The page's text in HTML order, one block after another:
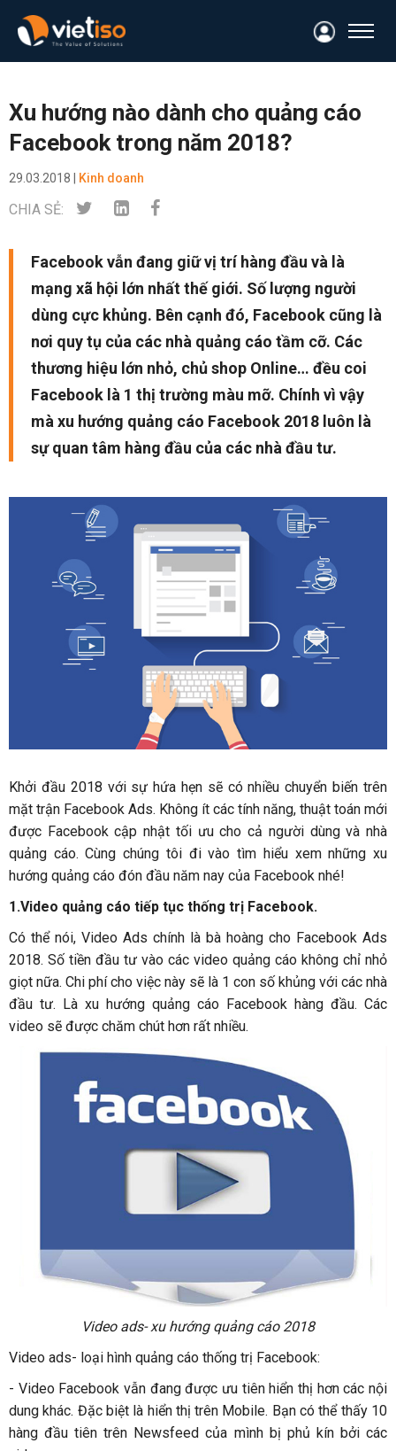
Xu hướng nào dành cho quảng cáo
Facebook trong năm 2018?
29.03.2018 | Kinh doanh
CHIA SẺ:
Facebook vẫn đang giữ vị trí hàng đầu và là
mạng xã hội lớn nhất thế giới. Số lượng người
dùng cực khủng. Bên cạnh đó, Facebook cũng là
nơi quy tụ của các nhà quảng cáo tầm cỡ. Các
thương hiệu lớn nhỏ, chủ shop Online… đều coi
Facebook là 1 thị trường màu mỡ. Chính vì vậy
mà xu hướng quảng cáo Facebook 2018 luôn là
sự quan tâm hàng đầu của các nhà đầu tư.
Khởi đầu 2018 với sự hứa hẹn sẽ có nhiều chuyển biến trên
mặt trận Facebook Ads. Không ít các tính năng, thuật toán mới
được Facebook cập nhật tối ưu cho cả người dùng và nhà
quảng cáo. Cùng chúng tôi đi vào tìm hiểu xem những xu
hướng quảng cáo đón đầu năm nay của Facebook nhé!
1.Video quảng cáo tiếp tục thống trị Facebook.
Có thể nói, Video Ads chính là bà hoàng cho Facebook Ads
2018. Số tiền đầu tư vào các video quảng cáo không chỉ nhỏ
giọt nữa. Chi phí cho việc này sẽ là 1 con số khủng với các nhà
đầu tư. Là xu hướng quảng cáo Facebook hàng đầu. Các
video sẽ được chăm chút hơn rất nhiều.
Video ads- xu hướng quảng cáo 2018
Video ads- loại hình quảng cáo thống trị Facebook:
- Video Facebook vẫn đang được ưu tiên hiển thị hơn các nội
dung khác. Đặc biệt là hiển thị trên Mobile. Bạn có thể thấy 10
hàng đầu tiên trên Newsfeed của mình bị phủ kín bởi các